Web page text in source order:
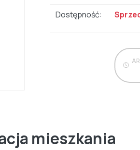
Dostępność:
mieszkania